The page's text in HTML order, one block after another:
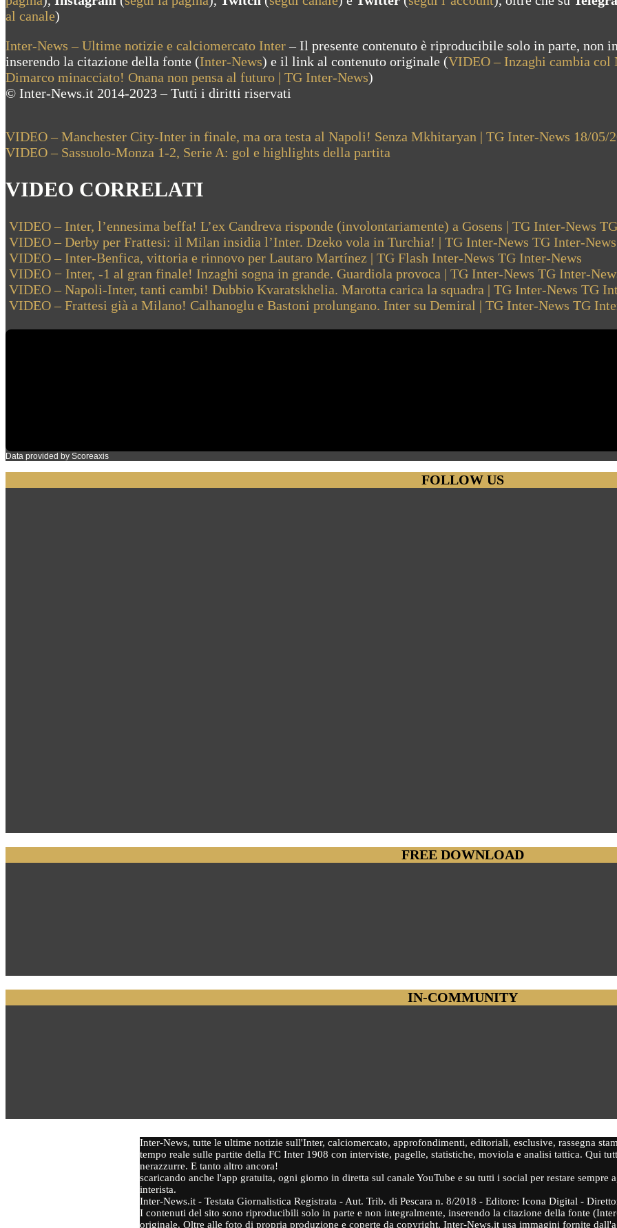
al canale)
Inter-News – Ultime notizie e calciomercato Inter– Il presente contenuto è riproducibile solo in parte, non
inserendo la citazione della fonte (Inter-News) e il link al contenuto originale (VIDEO – Inzaghi cambia col
Dimarco minacciato! Onana non pensa al futuro | TG Inter-News)
© Inter-News.it 2014-2023 – Tutti i diritti riservati
Navigazione
articoli
Previous
Post:
VIDEO – Manchester City-Inter in finale, ma ora testa al Napoli! Senza Mkhitaryan | TG Inter-News 18/05/
Next
VIDEO – Sassuolo-Monza 1-2, Serie A: gol e highlights della partita
VIDEO CORRELATI
VIDEO – Inter, l’ennesima beffa! L’ex Candreva risponde (involontariamente) a Gosens | TG Inter-News
VIDEO – Derby per Frattesi: il Milan insidia l’Inter. Dzeko vola in Turchia! | TG Inter-News TG Inter-News
VIDEO – Inter-Benfica, vittoria e rinnovo per Lautaro Martínez | TG Flash Inter-News TG Inter-News
VIDEO − Inter, -1 al gran finale! Inzaghi sogna in grande. Guardiola provoca | TG Inter-News TG Inter-
VIDEO – Napoli-Inter, tanti cambi! Dubbio Kvaratskhelia. Marotta carica la squadra | TG Inter-News TG
VIDEO – Frattesi già a Milano! Calhanoglu e Bastoni prolungano. Inter su Demiral | TG Inter-News TG
Data provided by Scoreaxis
FOLLOW US
FREE DOWNLOAD
IN-COMMUNITY
Inter-News, tutte le ultime notizie sull'Inter, calciomercato, approfondimenti, editoriali, esclusive, rassegna
tempo reale sulle partite della FC Inter 1908 con interviste, pagelle, statistiche, moviola e analisi tattica. Qui
nerazzurre. E tanto altro ancora!
scaricando anche l'app gratuita, ogni giorno in diretta sul canale YouTube e su tutti i social per restare sempre
interista.
Inter-News.it - Testata Giornalistica Registrata - Aut. Trib. di Pescara n. 8/2018 - Editore: Icona Digital -
I contenuti del sito sono riproducibili solo in parte e non integralmente, inserendo la citazione della fonte
originale. Oltre alle foto di propria produzione e coperte da copyright, Inter-News.it usa immagini fornite